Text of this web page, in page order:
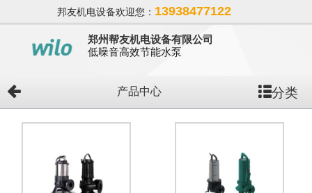
邦友机电设备欢迎您： 13938477122
郑州帮友机电设备有限公司
低噪音高效节能水泵
产品中心 分类